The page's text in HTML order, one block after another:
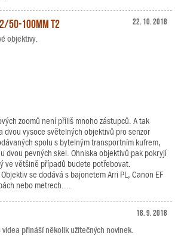
22. 10. 2018
50-100mm T2
objektivy.
zoomů není příliš mnoho zástupců. A tak
dvou vysoce světelných objektivů pro senzor
spolu s bytelným transportním kufrem,
dvou pevných skel. Ohniska objektivů pak pokryjí
ve většině případů budete potřebovat.
se dodává s bajonetem Arri PL, Canon EF
nebo metrech....
18. 9. 2018
přináší několik užitečných novinek.